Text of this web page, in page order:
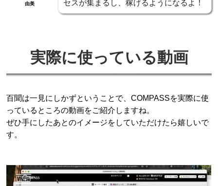
由美
セスが集まるし、稼げるようになるよ！
実際に使っている動画
百聞は一見にしかずということで、COMPASSを実際に使
っているところの動画をご紹介しますね。
ぜひ手にしたあとのイメージをしていただけたら嬉しいで
す。